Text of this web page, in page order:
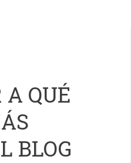
A QUÉ
BLOG